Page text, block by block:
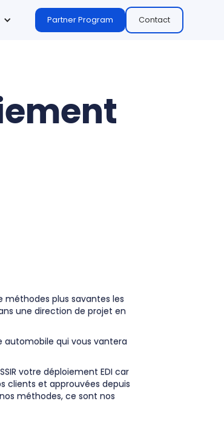
Partner Program Contact
méthodes plus savantes les
une direction de projet en
automobile qui vous vantera
votre déploiement EDI car
clients et approuvées depuis
méthodes, ce sont nos